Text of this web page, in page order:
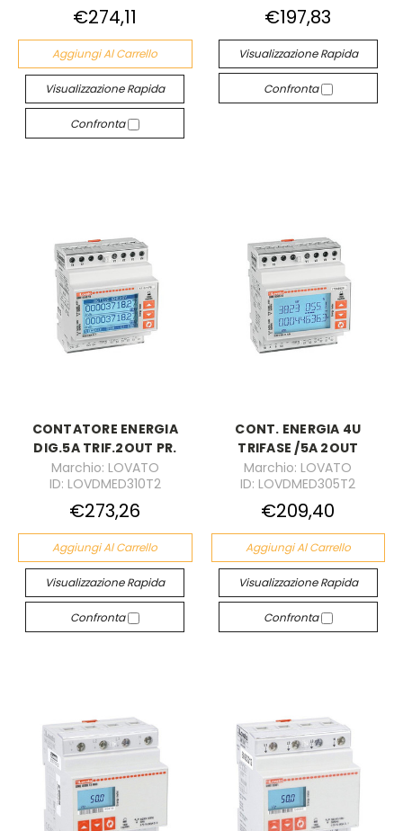
€274,11
Aggiungi Al Carrello
Visualizzazione Rapida
Confronta
€197,83
Visualizzazione Rapida
Confronta
CONTATORE ENERGIA
DIG.5A TRIF.2OUT PR.
Marchio: LOVATO
ID: LOVDMED310T2
€273,26
Aggiungi Al Carrello
Visualizzazione Rapida
Confronta
CONT. ENERGIA 4U
TRIFASE /5A 2OUT
Marchio: LOVATO
ID: LOVDMED305T2
€209,40
Aggiungi Al Carrello
Visualizzazione Rapida
Confronta